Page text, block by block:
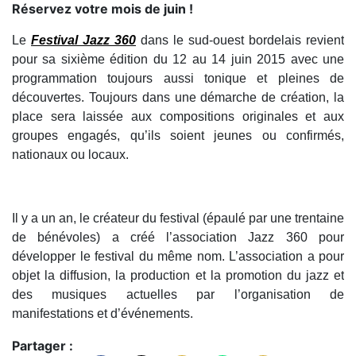
Réservez votre mois de juin !
Le Festival Jazz 360 dans le sud-ouest bordelais revient
pour sa sixième édition du 12 au 14 juin 2015 avec une
programmation toujours aussi tonique et pleines de
découvertes. Toujours dans une démarche de création, la
place sera laissée aux compositions originales et aux
groupes engagés, qu’ils soient jeunes ou confirmés,
nationaux ou locaux.
Il y a un an, le créateur du festival (épaulé par une trentaine
de bénévoles) a créé l’association Jazz 360 pour
développer le festival du même nom. L’association a pour
objet la diffusion, la production et la promotion du jazz et
des musiques actuelles par l’organisation de
manifestations et d’événements.
Partager :